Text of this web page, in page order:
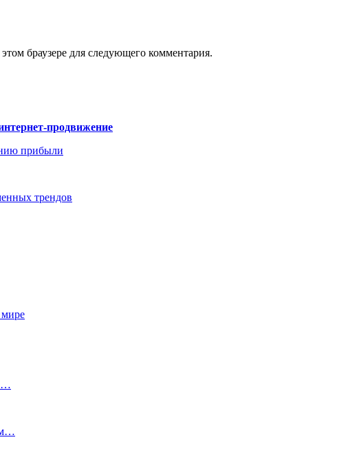
браузере для следующего комментария.
продвижение
прибыли
трендов
мире